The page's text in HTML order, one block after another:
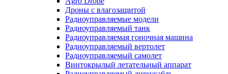
Дроны с влагозащитой
Радиоуправляемые модели
Радиоуправляемый танк
Радиоуправляемая гоночная машина
Радиоуправляемый вертолет
Радиоуправляемый самолет
Винтокрылый летательный аппарат